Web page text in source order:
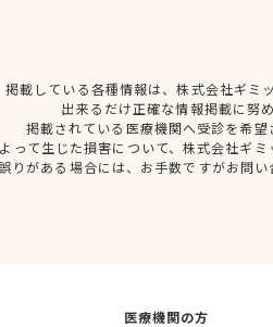
掲載している各種情報は、株式会社ギミ
出来るだけ正確な情報掲載に努
掲載されている医療機関へ受診を希
って生じた損害について、株式会社ギ
りがある場合には、お手数ですがお問
医療機関の方